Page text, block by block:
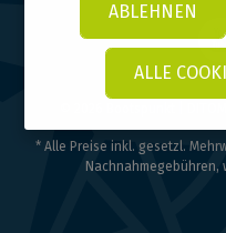
* Alle Preise inkl. gesetzl.
Nachnahmegebühren,
ABLEHNEN
ALLE